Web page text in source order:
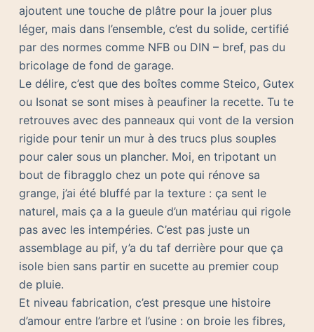
ajoutent une touche de plâtre pour la jouer plus
léger, mais dans l’ensemble, c’est du solide, certifié
par des normes comme NFB ou DIN – bref, pas du
bricolage de fond de garage.
Le délire, c’est que des boîtes comme Steico, Gutex
ou Isonat se sont mises à peaufiner la recette. Tu te
retrouves avec des panneaux qui vont de la version
rigide pour tenir un mur à des trucs plus souples
pour caler sous un plancher. Moi, en tripotant un
bout de fibragglo chez un pote qui rénove sa
grange, j’ai été bluffé par la texture : ça sent le
naturel, mais ça a la gueule d’un matériau qui rigole
pas avec les intempéries. C’est pas juste un
assemblage au pif, y’a du taf derrière pour que ça
isole bien sans partir en sucette au premier coup
de pluie.
Et niveau fabrication, c’est presque une histoire
d’amour entre l’arbre et l’usine : on broie les fibres,